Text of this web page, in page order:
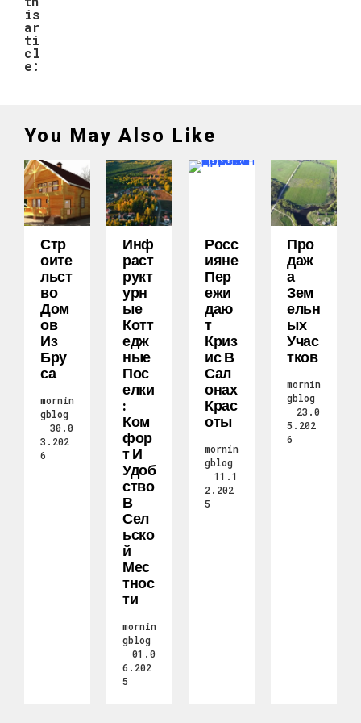
is
ar
ti
cl
e:
You May Also Like
Стр
Оите
Льст
Во
Дом
Ов
Из
Бру
Са
mornin
gblog
30.0
3.202
6
Инф
Раст
Рукт
Урн
Ые
Котт
Едж
Ные
Пос
Елки
:
Ком
Фор
Т И
Удоб
Ство
В
Сел
Ьско
Й
Мес
Тнос
Ти
mornin
gblog
01.0
6.202
5
Росс
Ияне
Пер
Ежи
Даю
Т
Криз
Ис В
Сал
Онах
Крас
Оты
mornin
gblog
11.1
2.202
5
Про
Даж
А
Зем
Ельн
Ых
Учас
Тков
mornin
gblog
23.0
5.202
6